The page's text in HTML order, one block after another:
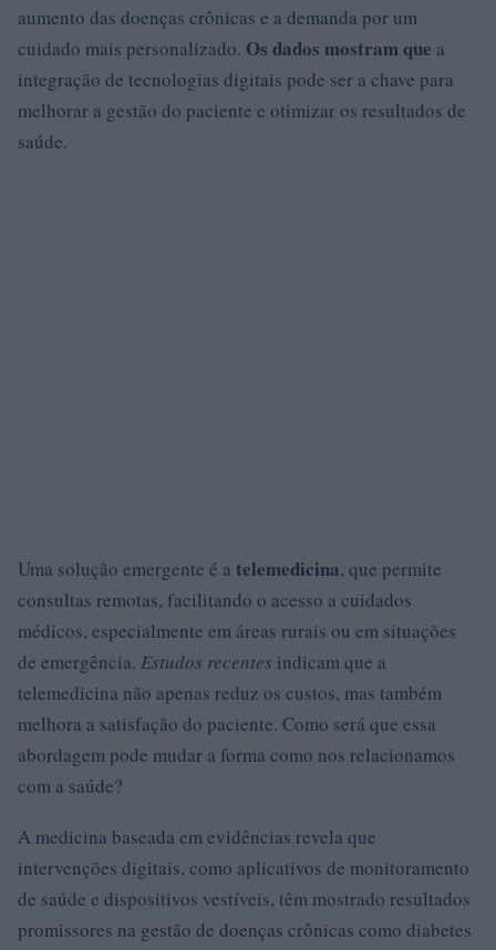
aumento das doenças crônicas e a demanda por um
cuidado mais personalizado. Os dados mostram que a
integração de tecnologias digitais pode ser a chave para
melhorar a gestão do paciente e otimizar os resultados de
saúde.
Uma solução emergente é a telemedicina, que permite
consultas remotas, facilitando o acesso a cuidados
médicos, especialmente em áreas rurais ou em situações
de emergência. Estudos recentes indicam que a
telemedicina não apenas reduz os custos, mas também
melhora a satisfação do paciente. Como será que essa
abordagem pode mudar a forma como nos relacionamos
com a saúde?
A medicina baseada em evidências revela que
intervenções digitais, como aplicativos de monitoramento
de saúde e dispositivos vestíveis, têm mostrado resultados
promissores na gestão de doenças crônicas como diabetes